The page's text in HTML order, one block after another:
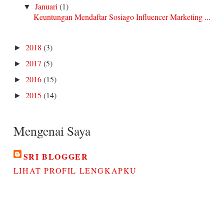
▼Januari(1)
Keuntungan Mendaftar Sosiago Influencer Marketing ...
► 2018 (3)
► 2017 (5)
► 2016(15)
► 2015 (14)
Mengenai Saya
SRI BLOGGER
LIHAT PROFIL LENGKAPKU